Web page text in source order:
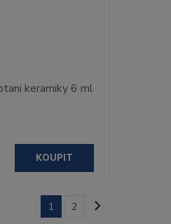
keramiky 6 ml
KOUPIT
1 2